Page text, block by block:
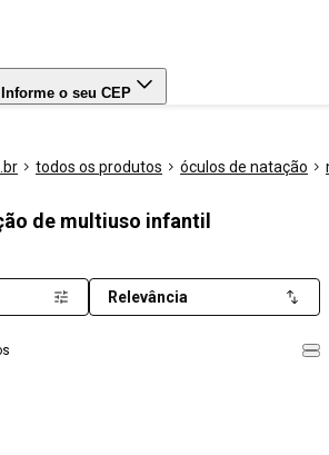
Informe o seu CEP
todos os produtos óculos de natação
de multiuso infantil
Relevância